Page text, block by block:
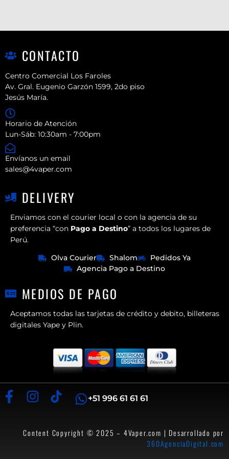
CONTACTO
Centro Comercial Los Faroles
Av. Gral. Eugenio Garzón 1599, 2do piso
Jesús María.
Horario de Atención
Lun-Sáb: 10:30am - 7:00pm
Envíanos un email
sales@4vaper.com
DELIVERY
Enviamos con el courier local o con la agencia de su
preferencia “con Pago a Destino” a todos los lugares de
Perú.
Olva Courier
Shalom
Pedidos Ya
Agencia Pago a Destino
MEDIOS DE PAGO
Aceptamos todas las tarjetas de crédito y debito, billeteras
digitales Yape y Plin.
+51 996 61 61 61
Content Copyright © 2025 – 4Vaper.com | Desarrollado por
360AgenciaDigital.com